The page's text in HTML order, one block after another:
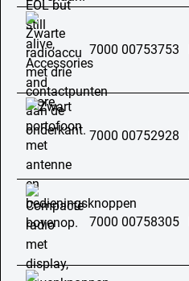
7000 00753753
7000 00752928
7000 00758305